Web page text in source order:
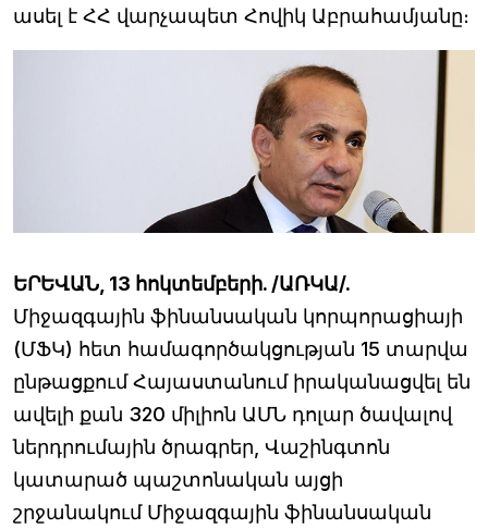
ասել է ՀՀ վարչապետ Հովիկ Աբրահամյանը։
ԵՐԵՎԱՆ, 13 հոկտեմբերի. /ԱՌԿԱ/.
Միջազգային ֆինանսական կորպորացիայի
(ՄՖԿ) հետ համագործակցության 15 տարվա
ընթացքում Հայաստանում իրականացվել են
ավելի քան 320 միլիոն ԱՄՆ դոլար ծավալով
ներդրումային ծրագրեր, Վաշինգտոն
կատարած պաշտոնական այցի
շրջանակում Միջազգային ֆինանսական